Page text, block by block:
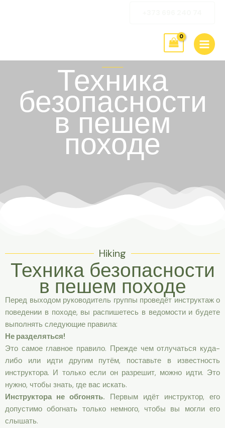
Техника
безопасности
в пешем
походе
Hiking
Техника безопасности
в пешем походе
Перед выходом руководитель группы проведёт инструктаж о
поведении в походе, вы распишетесь в ведомости и будете
выполнять следующие правила:
Не разделяться!
Это самое главное правило. Прежде чем отлучаться куда-
либо или идти другим путём, поставьте в известность
инструктора. И только если он разрешит, можно идти. Это
нужно, чтобы знать, где вас искать.
Инструктора не обгонять. Первым идёт инструктор, его
допустимо обогнать только немного, чтобы вы могли его
слышать.